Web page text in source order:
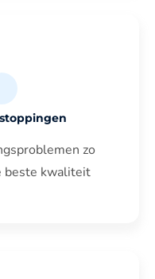
zo
beste kwaliteit